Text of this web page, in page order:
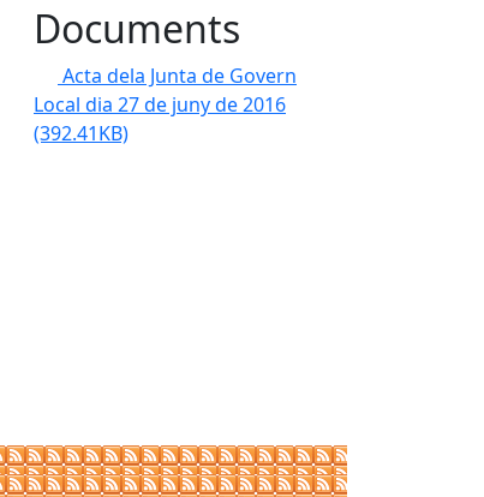
Documents
Acta dela Junta de Govern
Local dia 27 de juny de 2016
(392.41KB)